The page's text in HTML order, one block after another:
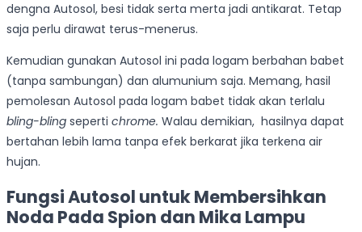
dengna Autosol, besi tidak serta merta jadi antikarat. Tetap
saja perlu dirawat terus-menerus.
Kemudian gunakan Autosol ini pada logam berbahan babet
(tanpa sambungan) dan alumunium saja. Memang, hasil
pemolesan Autosol pada logam babet tidak akan terlalu
bling-bling seperti chrome. Walau demikian, hasilnya dapat
bertahan lebih lama tanpa efek berkarat jika terkena air
hujan.
Fungsi Autosol untuk Membersihkan
Noda Pada Spion dan Mika Lampu